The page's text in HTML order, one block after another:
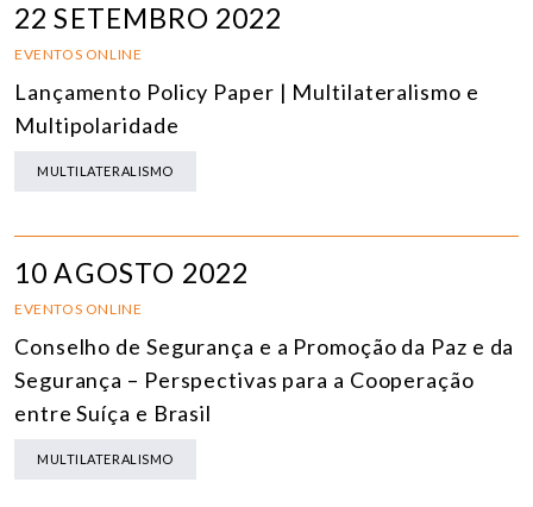
22 SETEMBRO 2022
EVENTOS ONLINE
Lançamento Policy Paper | Multilateralismo e
Multipolaridade
MULTILATERALISMO
10 AGOSTO 2022
EVENTOS ONLINE
Conselho de Segurança e a Promoção da Paz e da
Segurança – Perspectivas para a Cooperação
entre Suíça e Brasil
MULTILATERALISMO